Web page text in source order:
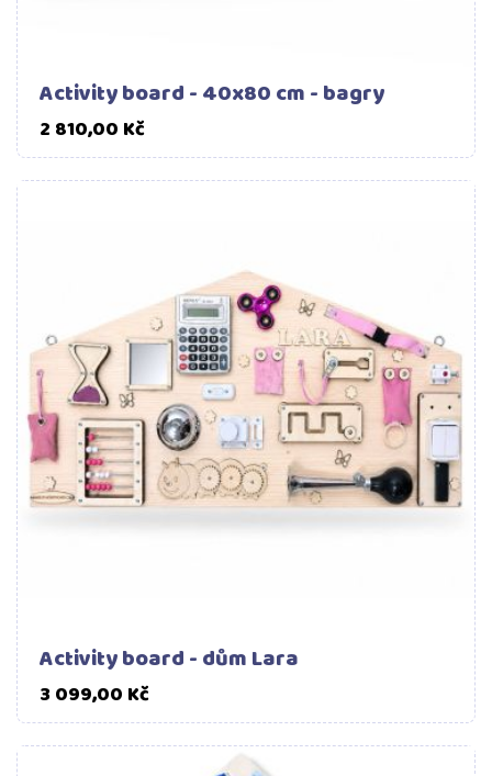
Activity board - 40x80 cm - bagry
2 810,00 KčCena
Activity board - dům Lara
3 099,00 KčCena